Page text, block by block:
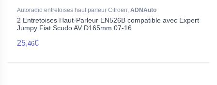
Autoradio entretoises haut parleur Citroen, ADNAuto
2 Entretoises Haut-Parleur EN526B compatible avec Expert
Jumpy Fiat Scudo AV D165mm 07-16
25,46€